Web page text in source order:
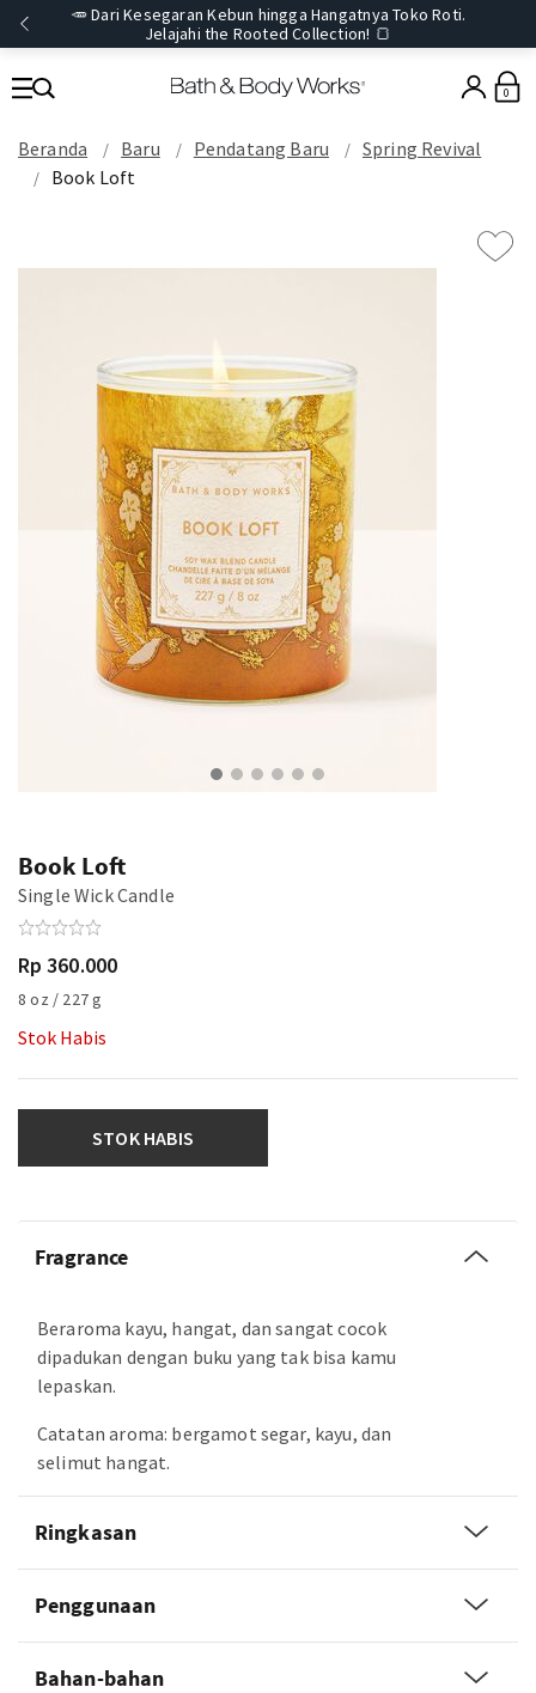
🥕 Dari Kesegaran Kebun hingga Hangatnya Toko Roti.
Jelajahi the Rooted Collection! 🍞
0
Beranda Baru Pendatang Baru
Spring Revival
Book Loft
Book Loft
Single Wick Candle
Rp 360.000
8 oz / 227 g
Stok Habis
STOK HABIS
Fragrance
Beraroma kayu, hangat, dan sangat cocok
dipadukan dengan buku yang tak bisa kamu
lepaskan.
Catatan aroma: bergamot segar, kayu, dan
selimut hangat.
Ringkasan
Penggunaan
Bahan-bahan